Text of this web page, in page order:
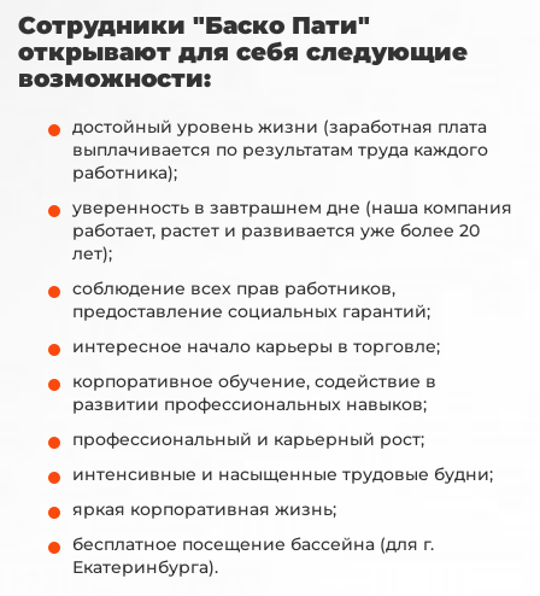
Сотрудники "Баско Пати"
открывают для себя следующие
возможности:
достойный уровень жизни (заработная плата
выплачивается по результатам труда каждого
работника);
уверенность в завтрашнем дне (наша компания
работает, растет и развивается уже более 20
лет);
соблюдение всех прав работников,
предоставление социальных гарантий;
интересное начало карьеры в торговле;
корпоративное обучение, содействие в
развитии профессиональных навыков;
профессиональный и карьерный рост;
интенсивные и насыщенные трудовые будни;
яркая корпоративная жизнь;
бесплатное посещение бассейна (для г.
Екатеринбурга).